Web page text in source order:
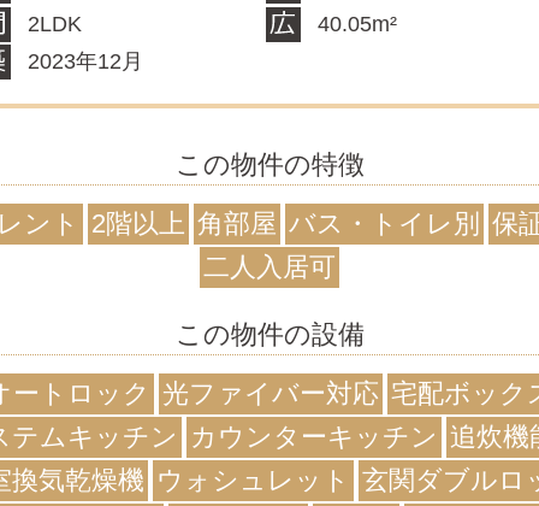
2LDK
40.05m²
2023年12月
この物件の特徴
ント
2階以上 角部屋 バス・トイレ別
保
二人入居可
この物件の設備
ートロック
光ファイバー対応 宅配ボック
テムキッチン
カウンターキッチン 追炊機
換気乾燥機 ウォシュレット
玄関ダブルロ